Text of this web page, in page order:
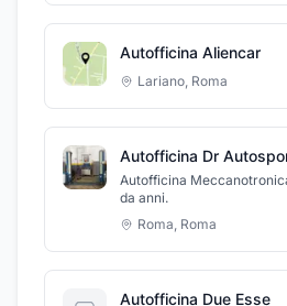
mai il cliente nella
adatti alle vetture e le
contattare all'indirizzo
soccorso stradale sono
presso la Auto In. Oppure
web per avere ulteriori
Autofficina Aliencar
Lariano, Roma
Autofficina
da anni.
Roma, Roma
Autofficina Due Esse